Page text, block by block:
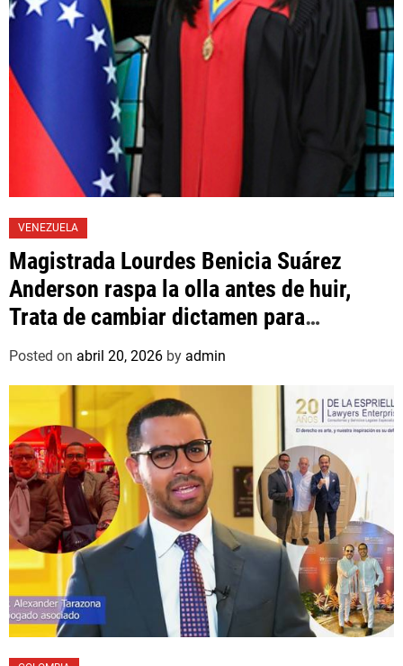
VENEZUELA
Magistrada Lourdes Benicia Suárez
Anderson raspa la olla antes de huir,
Trata de cambiar dictamen para
favorecer a mafioso que René Díaz
Toledo, expropietario de «Superautos
Las Mercedes»
Posted on abril 20, 2026 by admin